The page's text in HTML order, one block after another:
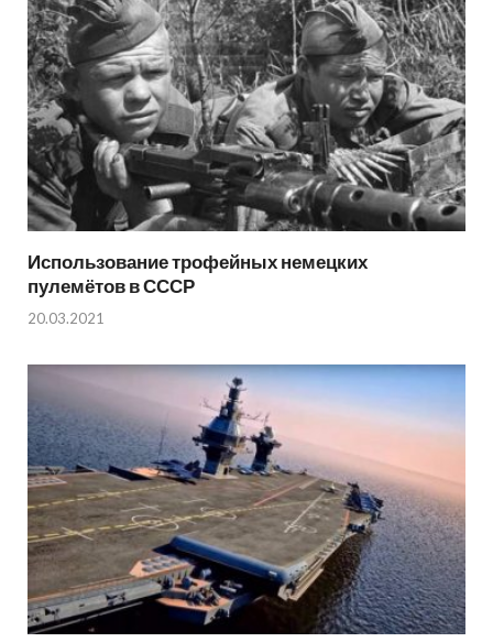
Использование трофейных немецких
пулемётов в СССР
20.03.2021